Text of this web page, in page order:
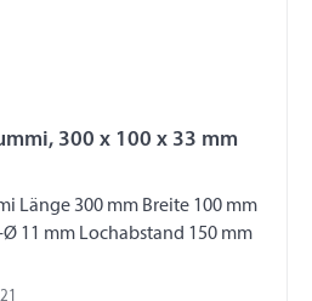
300 x 100 x 33 mm
mm Breite 100 mm
11 mm Lochabstand 150 mm